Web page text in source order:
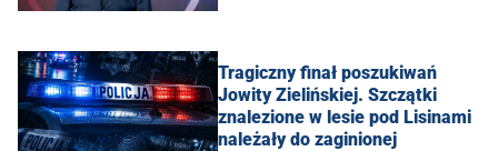
Tragiczny finał poszukiwań
Jowity Zielińskiej. Szczątki
znalezione w lesie pod Lisinami
należały do zaginionej